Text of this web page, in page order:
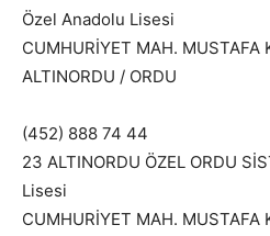
Özel Anadolu Lisesi
CUMHURİYET MAH. MUSTAFA
ALTINORDU / ORDU
(452) 888 74 44
23 ALTINORDU ÖZEL ORDU
Lisesi
CUMHURİYET MAH. MUSTAFA